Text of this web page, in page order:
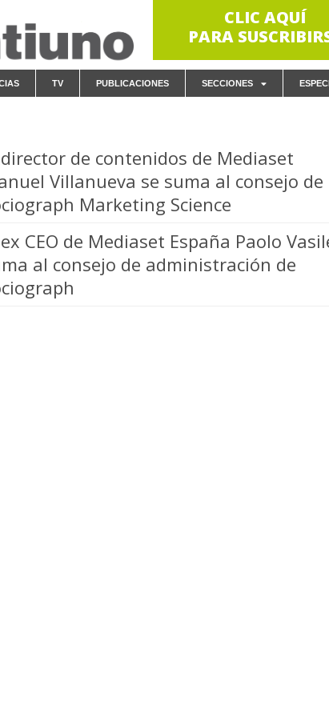
CLIC AQUÍ
PARA
TV PUBLICACIONES SECCIONES
de contenidos de Mediaset
Villanueva se suma al consejo de
Marketing Science
CEO de Mediaset España Paolo
al consejo de administración de